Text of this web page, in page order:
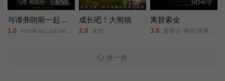
全5集
与谭弗朗斯一起回家
1.0 Home.at.Last.with.Tan.France/
全13集
成长吧！大熊猫
2.0 未知
HD中字
离群索金
3.0 麦肯吉·弗依/肖恩·宾/奥德娅·拉什/
换一换